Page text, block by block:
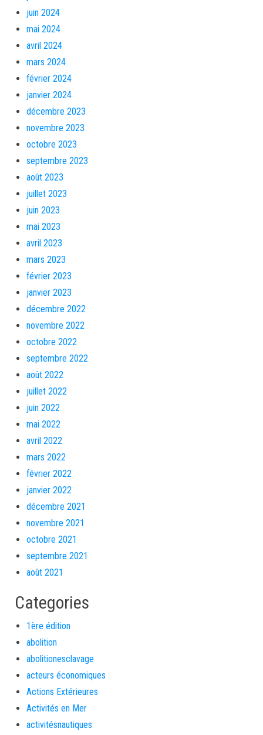
juin 2024
mai 2024
avril 2024
mars 2024
février 2024
janvier 2024
décembre 2023
novembre 2023
octobre 2023
septembre 2023
août 2023
juillet 2023
juin 2023
mai 2023
avril 2023
mars 2023
février 2023
janvier 2023
décembre 2022
novembre 2022
octobre 2022
septembre 2022
août 2022
juillet 2022
juin 2022
mai 2022
avril 2022
mars 2022
février 2022
janvier 2022
décembre 2021
novembre 2021
octobre 2021
septembre 2021
août 2021
Categories
1ère édition
abolition
abolitionesclavage
acteurs économiques
Actions Extérieures
Activités en Mer
activitésnautiques